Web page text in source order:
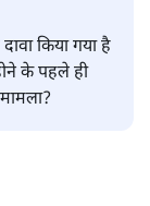
किया गया है
के पहले ही